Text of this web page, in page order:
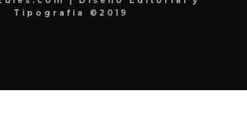
Tipografía ©2019